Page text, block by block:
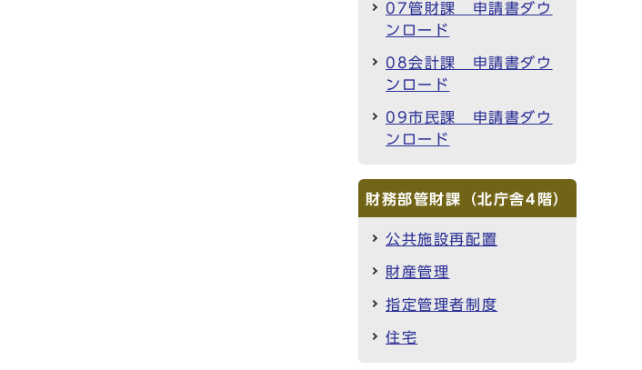
07管財課 申請書ダウ
ンロード
08会計課 申請書ダウ
ンロード
09市民課 申請書ダウ
ンロード
財務部管財課（北庁舎4階）
公共施設再配置
財産管理
指定管理者制度
住宅